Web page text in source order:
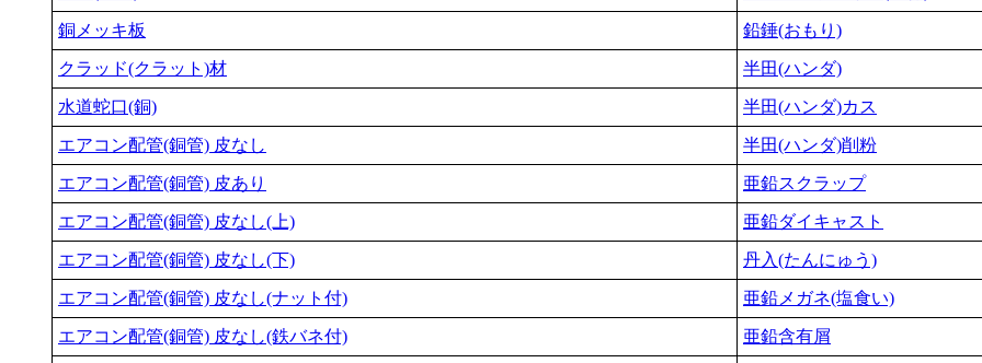
銅メッキ板 鉛錘(おもり)
クラッド(クラット)材 半田(ハンダ)
水道蛇口(銅) 半田(ハンダ)カス
エアコン配管(銅管) 皮なし 半田(ハンダ)削粉
エアコン配管(銅管) 皮あり 亜鉛スクラップ
エアコン配管(銅管) 皮なし(上) 亜鉛ダイキャスト
エアコン配管(銅管) 皮なし(下) 丹入(たんにゅう)
エアコン配管(銅管) 皮なし(ナット付) 亜鉛メガネ(塩食い)
エアコン配管(銅管) 皮なし(鉄バネ付) 亜鉛含有屑